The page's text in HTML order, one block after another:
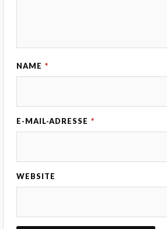
NAME *
E-MAIL-ADRESSE *
WEBSITE